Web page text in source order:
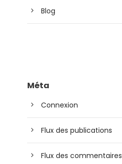
Blog
Méta
Connexion
Flux des publications
Flux des commentaires